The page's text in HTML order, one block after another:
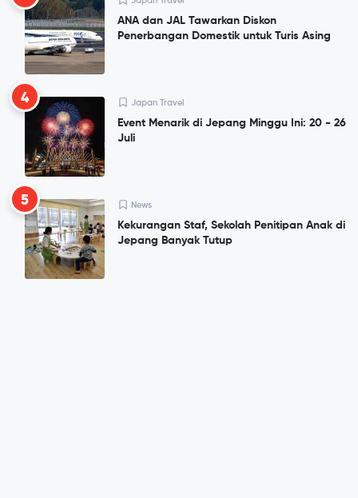
ANA dan JAL Tawarkan Diskon
Penerbangan Domestik untuk Turis Asing
4 Japan Travel
Event Menarik di Jepang Minggu Ini: 20 - 26
Juli
5 News
Kekurangan Staf, Sekolah Penitipan Anak di
Jepang Banyak Tutup